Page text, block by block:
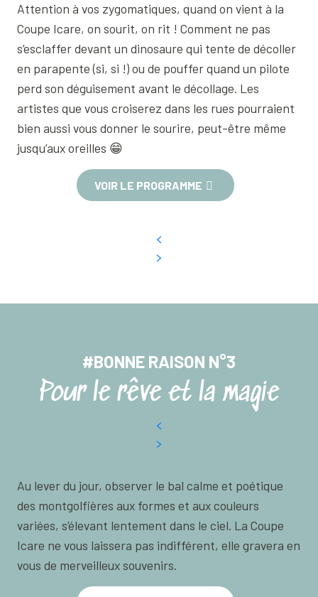
Attention à vos zygomatiques, quand on vient à la
Coupe Icare, on sourit, on rit ! Comment ne pas
s’esclaffer devant un dinosaure qui tente de décoller
en parapente (si, si !) ou de pouffer quand un pilote
perd son déguisement avant le décollage. Les
artistes que vous croiserez dans les rues pourraient
bien aussi vous donner le sourire, peut-être même
jusqu’aux oreilles 😁
VOIR LE PROGRAMME
#BONNE RAISON N°3
Pour le rêve et la magie
Au lever du jour, observer le bal calme et poétique
des montgolfières aux formes et aux couleurs
variées, s’élevant lentement dans le ciel. La Coupe
Icare ne vous laissera pas indifférent, elle gravera en
vous de merveilleux souvenirs.